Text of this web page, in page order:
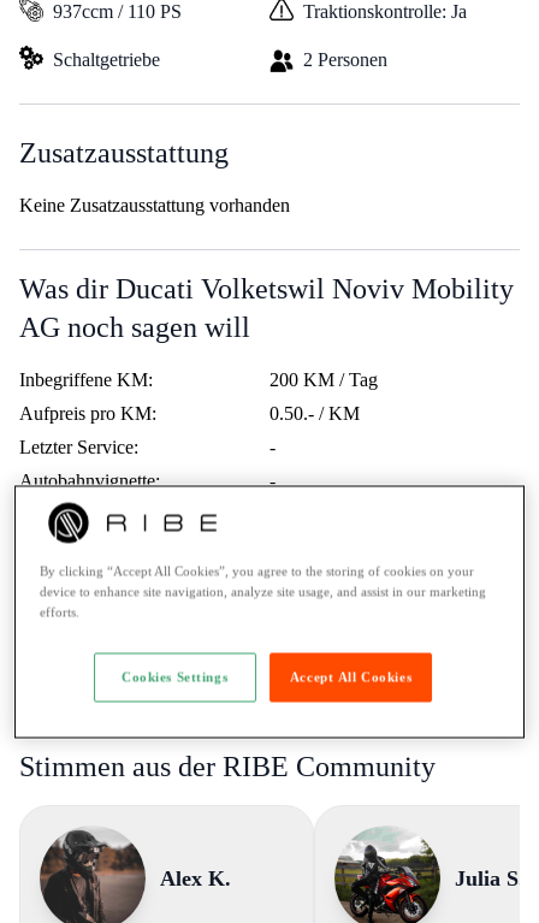
937ccm / 110 PS Traktionskontrolle: Ja
Schaltgetriebe 2 Personen
Zusatzausstattung
Keine Zusatzausstattung vorhanden
Was dir Ducati Volketswil Noviv Mobility
AG noch sagen will
Inbegriffene KM:
200 KM / Tag
Aufpreis pro KM:
0.50.- / KM
Letzter Service:
-
Autobahnvignette:
-
Auslandfahrten:
Mindestalter:
Fahrausweis:
A / mehr als 35kW
Vermietung an Lernfahrer:
Pannenhilfe:
Roadassistanz
Zahlungsarten:
Kreditkarte / Twint
Stimmen aus der RIBE Community
Alex K. Julia S.
By clicking “Accept All Cookies”, you agree to the storing of cookies on your
device to enhance site navigation, analyze site usage, and assist in our marketing
efforts.
Accept All Cookies
Cookies Settings